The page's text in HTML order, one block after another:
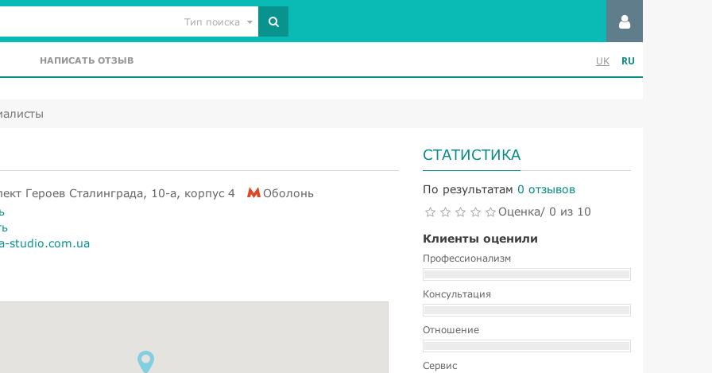
Тип поиска
НАПИСАТЬ ОТЗЫВ UK RU
Героев Сталинграда, 10-а, корпус 4
Оболонь
studio.com.ua
СТАТИСТИКА
По результатам 0 отзывов
Оценка/ 0 из 10
Клиенты оценили
Профессионализм
Консультация
Отношение
Сервис